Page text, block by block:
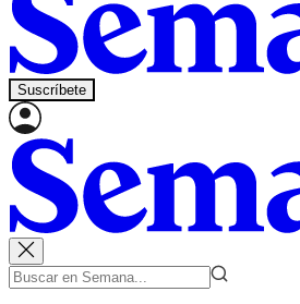
Suscríbete